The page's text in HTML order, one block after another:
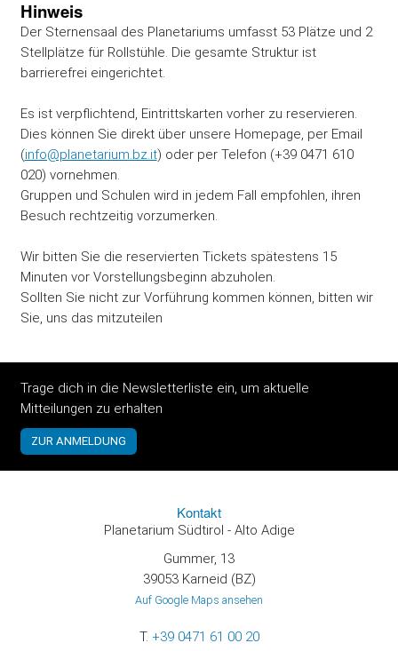
Hinweis
Der Sternensaal des Planetariums umfasst 53 Plätze und 2
Stellplätze für Rollstühle. Die gesamte Struktur ist
barrierefrei eingerichtet.
Es ist verpflichtend, Eintrittskarten vorher zu reservieren.
Dies können Sie direkt über unsere Homepage, per Email
(info@planetarium.bz.it) oder per Telefon (+39 0471 610
020) vornehmen.
Gruppen und Schulen wird in jedem Fall empfohlen, ihren
Besuch rechtzeitig vorzumerken.
Wir bitten Sie die reservierten Tickets spätestens 15
Minuten vor Vorstellungsbeginn abzuholen.
Sollten Sie nicht zur Vorführung kommen können, bitten wir
Sie, uns das mitzuteilen
Trage dich in die Newsletterliste ein, um aktuelle
Mitteilungen zu erhalten
Kontakt
Planetarium Südtirol - Alto Adige
Gummer, 13
39053 Karneid (BZ)
Auf Google Maps ansehen
T. +39 0471 61 00 20